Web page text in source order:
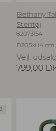
Bethany
Stentøj
82073154
D20,5xH4
Vejl.
799,00